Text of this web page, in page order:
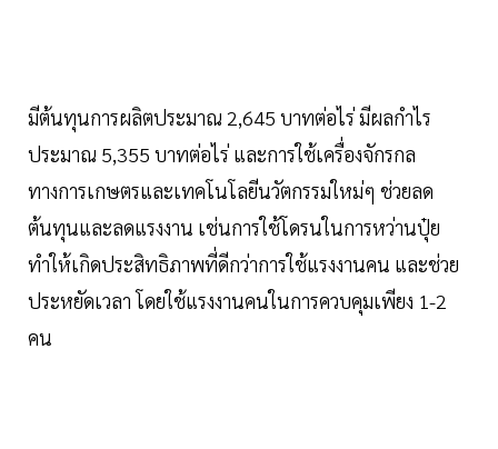
มีต้นทุนการผลิตประมาณ 2,645 บาทต่อไร่ มีผลกำไร
ประมาณ 5,355 บาทต่อไร่ และการใช้เครื่องจักรกล
ทางการเกษตรและเทคโนโลยีนวัตกรรมใหม่ๆ ช่วยลด
ต้นทุนและลดแรงงาน เช่นการใช้โดรนในการหว่านปุ๋ย
ทำให้เกิดประสิทธิภาพที่ดีกว่าการใช้แรงงานคน และช่วย
ประหยัดเวลา โดยใช้แรงงานคนในการควบคุมเพียง 1-2
คน